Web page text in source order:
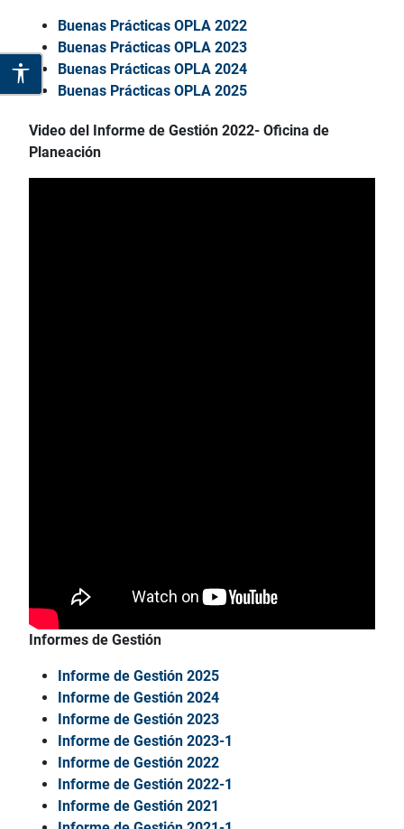
Buenas Prácticas OPLA 2022
Buenas Prácticas OPLA 2023
Buenas Prácticas OPLA 2024
Buenas Prácticas OPLA 2025
Video del Informe de Gestión 2022- Oficina de
Planeación
Informes de Gestión
Informe de Gestión 2025
Informe de Gestión 2024
Informe de Gestión 2023
Informe de Gestión 2023-1
Informe de Gestión 2022
Informe de Gestión 2022-1
Informe de Gestión 2021